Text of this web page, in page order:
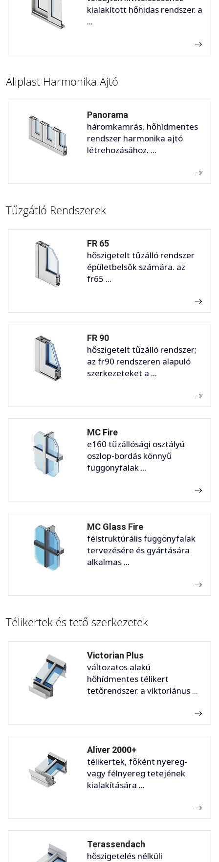
kialakított hőhidas rendszer. a
...
Aliplast Harmonika Ajtó
Panorama
háromkamrás, hőhídmentes
rendszer harmonika ajtó
létrehozásához. ...
Tűzgátló Rendszerek
FR 65
hőszigetelt tűzálló rendszer
épületbelsők számára. az
fr65 ...
FR 90
hőszigetelt tűzálló rendszer;
az fr90 rendszeren alapuló
szerkezeteket a ...
MC Fire
e160 tűzállósági osztályú
oszlop-bordás könnyű
függönyfalak ...
MC Glass Fire
félstruktúrális függönyfalak
tervezésére és gyártására
alkalmas ...
Télikertek és tető szerkezetek
Victorian Plus
változatos alakú
hőhídmentes télikert
tetőrendszer. a viktoriánus ...
Aliver 2000+
télikertek, főként nyereg-
vagy félnyereg tetejének
kialakítására ...
Terassendach
hőszigetelés nélküli